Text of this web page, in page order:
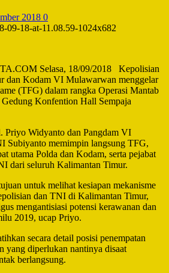
2018 0
Selasa, 18/09/2018 Kepolisian
dan Kodam VI Mulawarwan menggelar
(TFG) dalam rangka Operasi Mantab
Konfention Hall Sempaja
Priyo Widyanto dan Pangdam VI
Subiyanto memimpin langsung TFG,
utama Polda dan Kodam, serta pejabat
dari seluruh Kalimantan Timur.
untuk melihat kesiapan mekanisme
dan TNI di Kalimantan Timur,
mengantisiasi potensi kerawanan dan
2019, ucap Priyo.
secara detail posisi penempatan
yang diperlukan nantinya disaat
berlangsung.